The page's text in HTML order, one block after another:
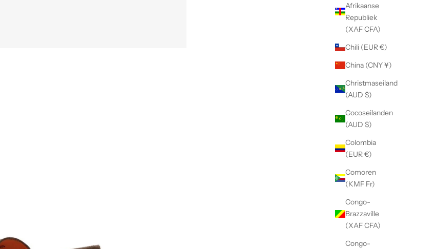
Afrikaanse
Republiek
(XAF CFA)
Chili (EUR €)
China (CNY ¥)
Christmaseiland
(AUD $)
Cocoseilanden
(AUD $)
Colombia
(EUR €)
Comoren
(KMF Fr)
Congo-
Brazzaville
(XAF CFA)
Congo-